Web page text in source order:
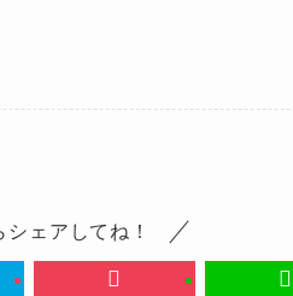
シェアしてね！